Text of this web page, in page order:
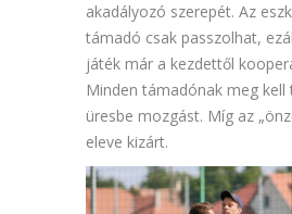
akadályozó szerepét. Az
támadó csak passzolhat,
játék már a kezdettől
Minden támadónak meg kell
üresbe mozgást. Míg az
eleve kizárt.